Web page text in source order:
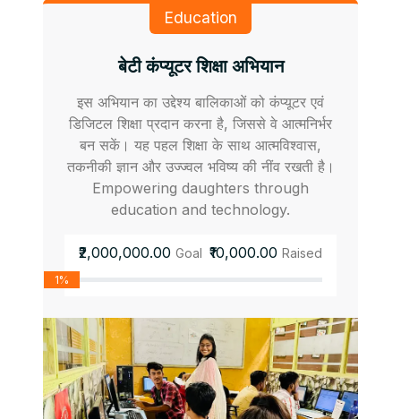
Education
बेटी कंप्यूटर शिक्षा अभियान
इस अभियान का उद्देश्य बालिकाओं को कंप्यूटर एवं
डिजिटल शिक्षा प्रदान करना है, जिससे वे आत्मनिर्भर
बन सकें। यह पहल शिक्षा के साथ आत्मविश्वास,
तकनीकी ज्ञान और उज्ज्वल भविष्य की नींव रखती है।
Empowering daughters through
education and technology.
₹2,000,000.00 Goal ₹10,000.00 Raised
1%